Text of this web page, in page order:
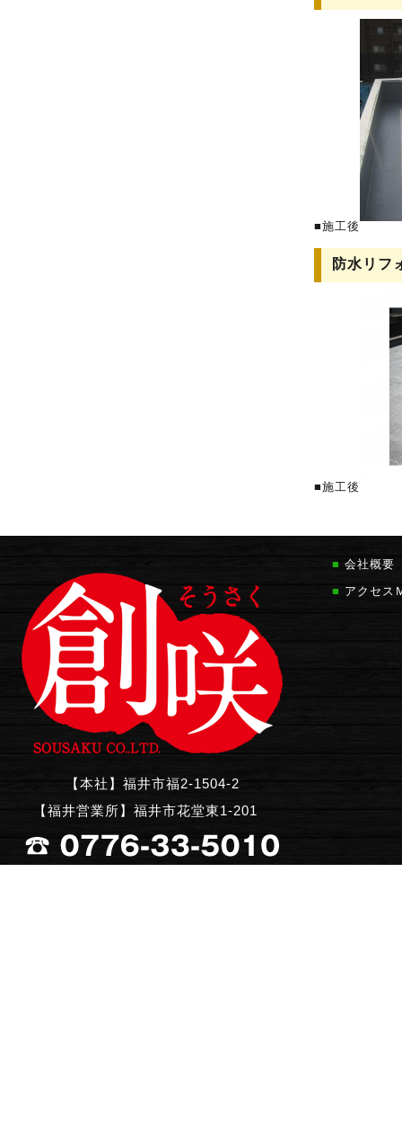
■施工後
防水リフ
■施工後
【本社】福井市福2-1504-2
【福井営業所】福井市花堂東1-201
■ 会社概要
■ アクセス